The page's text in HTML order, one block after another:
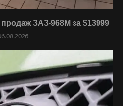
ЗАЗ-968М за $13999